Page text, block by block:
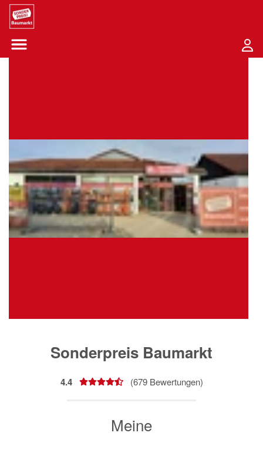
Sounder Preis Logo
Sonderpreis Baumarkt
4.4 (679Bewertungen)
Meine